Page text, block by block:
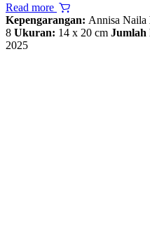
Read more
Kepengarangan: Annisa Naila
8 Ukuran: 14 x 20 cm Jumlah
2025